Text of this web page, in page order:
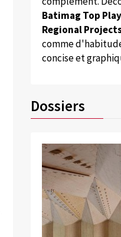
Batimag Top
Regional
comme
concise et
Dossiers